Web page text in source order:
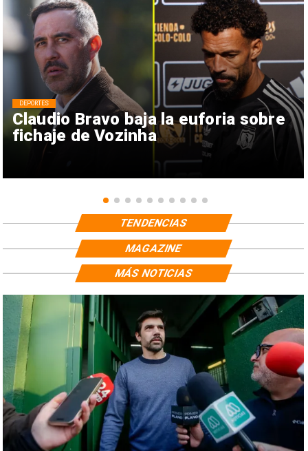
Claudio Bravo baja la euforia sobre
fichaje de Vozinha
DEPORTES
TENDENCIAS
MAGAZINE
MÁS NOTICIAS